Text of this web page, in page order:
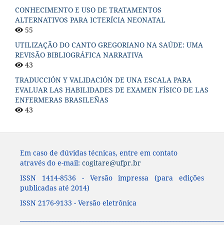
CONHECIMENTO E USO DE TRATAMENTOS
ALTERNATIVOS PARA ICTERÍCIA NEONATAL
55
UTILIZAÇÃO DO CANTO GREGORIANO NA SAÚDE: UMA
REVISÃO BIBLIOGRÁFICA NARRATIVA
43
TRADUCCIÓN Y VALIDACIÓN DE UNA ESCALA PARA
EVALUAR LAS HABILIDADES DE EXAMEN FÍSICO DE LAS
ENFERMERAS BRASILEÑAS
43
Em caso de dúvidas técnicas, entre em contato
através do e-mail: cogitare@ufpr.br
ISSN 1414-8536 - Versão impressa (para edições
publicadas até 2014)
ISSN 2176-9133 - Versão eletrônica